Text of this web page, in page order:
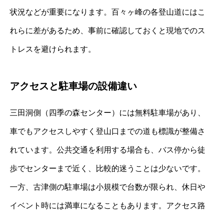
状況などが重要になります。百々ヶ峰の各登山道にはこ
れらに差があるため、事前に確認しておくと現地でのス
トレスを避けられます。
アクセスと駐車場の設備違い
三田洞側（四季の森センター）には無料駐車場があり、
車でもアクセスしやすく登山口までの道も標識が整備さ
れています。公共交通を利用する場合も、バス停から徒
歩でセンターまで近く、比較的迷うことは少ないです。
一方、古津側の駐車場は小規模で台数が限られ、休日や
イベント時には満車になることもあります。アクセス路